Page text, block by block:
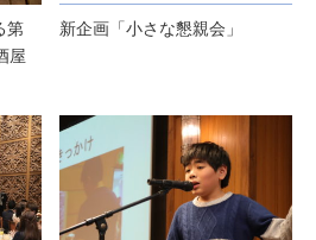
第
屋
新企画「小さな懇親会」